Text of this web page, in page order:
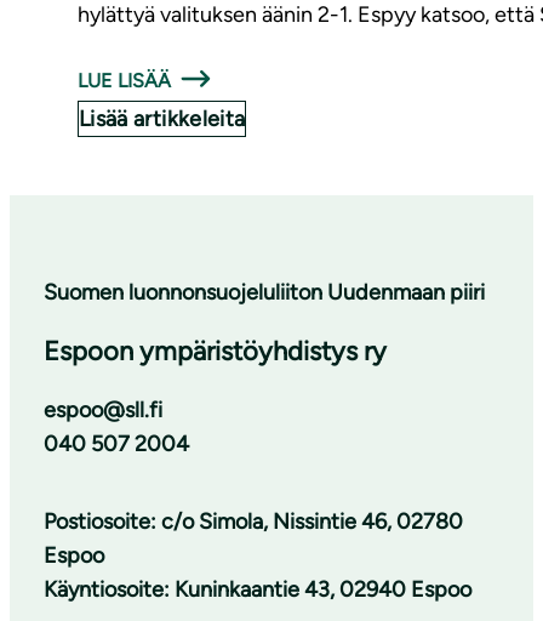
hylättyä valituksen äänin 2-1. Espyy katsoo,
LUE LISÄÄ
Lisää artikkeleita
Suomen luonnonsuojeluliiton Uudenmaan piiri
Espoon ympäristöyhdistys ry
espoo@sll.fi
040 507 2004
Postiosoite: c/o Simola, Nissintie 46, 02780
Espoo
Käyntiosoite: Kuninkaantie 43, 02940 Espoo